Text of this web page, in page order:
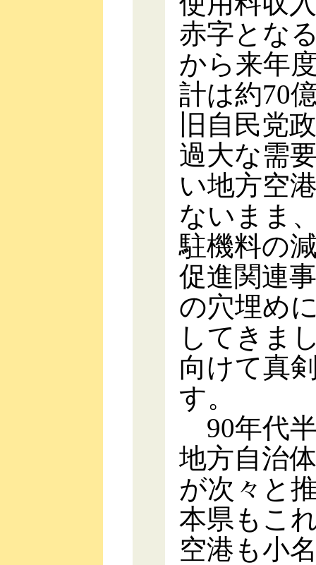
赤字とな
から来年
計は約70
旧自民党
過大な需
い地方空
ないまま
駐機料の
促進関連
の穴埋め
してきま
向けて真
す。
90年代
地方自治
が次々と
本県もこ
空港も小